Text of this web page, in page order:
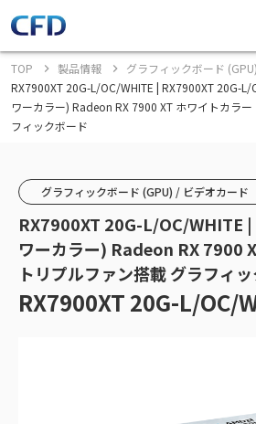
TOP 製品情報
グラフィックボード
RX7900XT 20G-L/OC/WHITE | RX7900XT 20G-
ワーカラー) Radeon RX 7900 XT ホワイトカラ
フィックボード
グラフィックボード (GPU) / ビデオカード
RX7900XT 20G-L/OC/WHITE
ワーカラー) Radeon RX 7900
トリプルファン搭載 グラフィ
RX7900XT 20G-L/OC/